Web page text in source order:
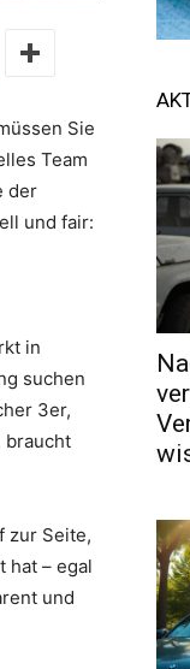
Sie
Team
der
und fair:
in
suchen
3er,
braucht
zur Seite,
hat – egal
und